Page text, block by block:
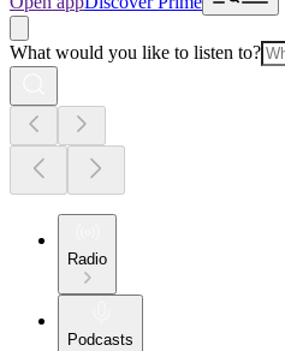
What would you like to listen to?
Radio
Podcasts